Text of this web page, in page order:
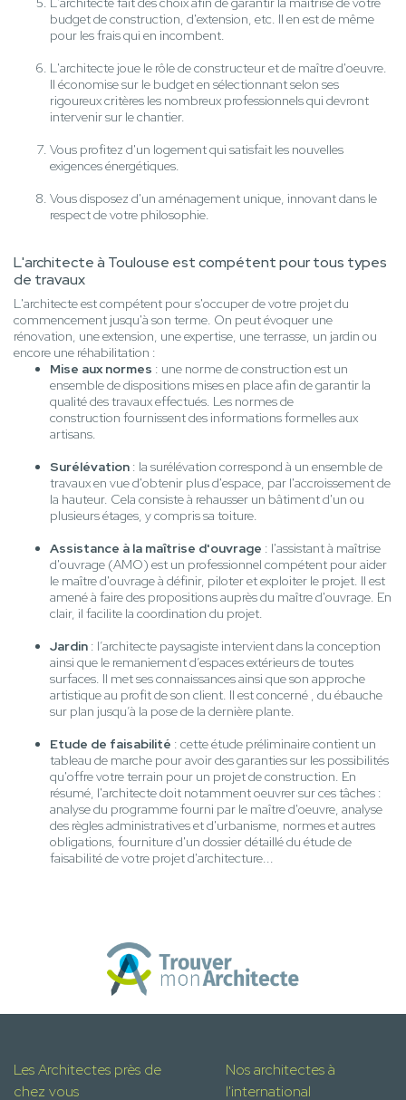
budget de construction, d'extension, etc. Il en est de même
pour les frais qui en incombent.
L'architecte joue le rôle de constructeur et de maître d'oeuvre.
Il économise sur le budget en sélectionnant selon ses
rigoureux critères les nombreux professionnels qui devront
intervenir sur le chantier.
Vous profitez d'un logement qui satisfait les nouvelles
exigences énergétiques.
Vous disposez d'un aménagement unique, innovant dans le
respect de votre philosophie.
L'architecte à Toulouse est compétent pour tous types
de travaux
L'architecte est compétent pour s'occuper de votre projet du
commencement jusqu'à son terme. On peut évoquer une
rénovation, une extension, une expertise, une terrasse, un jardin ou
encore une réhabilitation :
Mise aux normes : une norme de construction est un
ensemble de dispositions mises en place afin de garantir la
qualité des travaux effectués. Les normes de
construction fournissent des informations formelles aux
artisans.
Surélévation : la surélévation correspond à un ensemble de
travaux en vue d'obtenir plus d'espace, par l'accroissement de
la hauteur. Cela consiste à rehausser un bâtiment d'un ou
plusieurs étages, y compris sa toiture.
Assistance à la maîtrise d'ouvrage : l'assistant à maîtrise
d'ouvrage (AMO) est un professionnel compétent pour aider
le maître d'ouvrage à définir, piloter et exploiter le projet. Il est
amené à faire des propositions auprès du maître d'ouvrage. En
clair, il facilite la coordination du projet.
Jardin : l’architecte paysagiste intervient dans la conception
ainsi que le remaniement d’espaces extérieurs de toutes
surfaces. Il met ses connaissances ainsi que son approche
artistique au profit de son client. Il est concerné , du ébauche
sur plan jusqu’à la pose de la dernière plante.
Etude de faisabilité : cette étude préliminaire contient un
tableau de marche pour avoir des garanties sur les possibilités
qu'offre votre terrain pour un projet de construction. En
résumé, l'architecte doit notamment oeuvrer sur ces tâches :
analyse du programme fourni par le maître d'oeuvre, analyse
des règles administratives et d'urbanisme, normes et autres
obligations, fourniture d'un dossier détaillé du étude de
faisabilité de votre projet d'architecture...
Les Architectes près de
chez vous
Nos architectes à
l'international